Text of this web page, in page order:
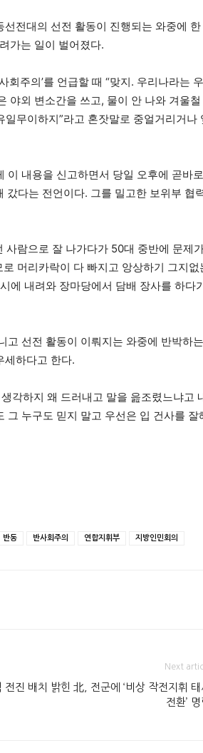
전대의 선전 활동이 진행되는 와중에 한
가는 일이 벌어졌다.
회주의’를 언급할 때 “맞지. 우리나라는 우
야외 변소간을 쓰고, 물이 안 나와 겨울철
무이하지”라고 혼잣말로 중얼거리거나
이 내용을 신고하면서 당일 오후에 곧바로
다는 전언이다. 그를 밀고한 보위부 협
사람으로 잘 나가다가 50대 중반에 문제
머리카락이 다 빠지고 앙상하기 그지없
에 내려와 장마당에서 담배 장사를 하다
고 선전 활동이 이뤄지는 와중에 반박하는
세하다고 한다.
각하지 왜 드러내고 말을 읊조렸느냐고
그 누구도 믿지 말고 우선은 입 건사를 잘
반동 반사회주의 연합지휘부 지방인민회의
Next
전진 배치 밝힌 北, 전군에 ‘비상 작전지휘 태
전환’ 명